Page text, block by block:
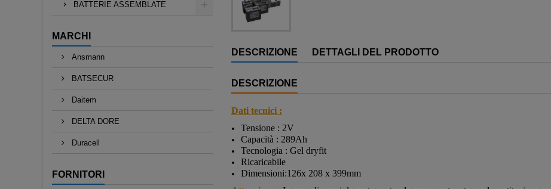
BATTERIE ASSEMBLATE
MARCHI
Ansmann
BATSECUR
Daitem
DELTA DORE
Duracell
FORNITORI
DESCRIZIONE DETTAGLI DEL PRODOTTO
DESCRIZIONE
Dati tecnici :
Tensione : 2V
Capacità : 289Ah
Tecnologia : Gel dryfit
Ricaricabile
Dimensioni:126x 208 x 399mm